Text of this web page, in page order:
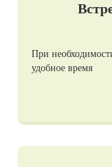
При
удобное время